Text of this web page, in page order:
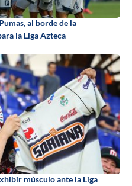
al borde de la
la Liga Azteca
músculo ante la Liga